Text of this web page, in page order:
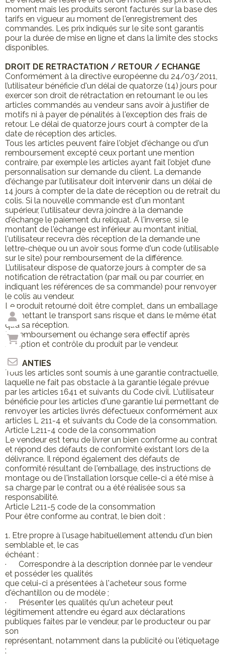
moment mais les produits seront facturés sur la base des
tarifs en vigueur au moment de l'enregistrement des
commandes. Les prix indiqués sur le site sont garantis
pour la durée de mise en ligne et dans la limite des stocks
disponibles.
DROIT DE RETRACTATION / RETOUR / ECHANGE
Conformément à la directive européenne du 24/03/2011,
l’utilisateur bénéficie d'un délai de quatorze (14) jours pour
exercer son droit de rétractation en retournant le ou les
articles commandés au vendeur sans avoir à justifier de
motifs ni à payer de pénalités à l'exception des frais de
retour. Le délai de quatorze jours court à compter de la
date de réception des articles.
Tous les articles peuvent faire l'objet d'échange ou d'un
remboursement excepté ceux portant une mention
contraire, par exemple les articles ayant fait l’objet d’une
personnalisation sur demande du client. La demande
d'échange par l’utilisateur doit intervenir dans un délai de
14 jours à compter de la date de réception ou de retrait du
colis. Si la nouvelle commande est d'un montant
supérieur, l'utilisateur devra joindre à la demande
d'échange le paiement du reliquat. A l'inverse, si le
montant de l'échange est inférieur au montant initial,
l'utilisateur recevra dès réception de la demande une
lettre-chèque ou un avoir sous forme d'un code (utilisable
sur le site) pour remboursement de la différence.
L’utilisateur dispose de quatorze jours à compter de sa
notification de rétractation (par mail ou par courrier, en
indiquant les références de sa commande) pour renvoyer
le colis au vendeur.
Le produit retourné doit être complet, dans un emballage
permettant le transport sans risque et dans le même état
qu’à sa réception.
Le remboursement ou échange sera effectif après
réception et contrôle du produit par le vendeur.
GARANTIES
Tous les articles sont soumis à une garantie contractuelle,
laquelle ne fait pas obstacle à la garantie légale prévue
par les articles 1641 et suivants du Code civil. L'utilisateur
bénéficie pour les articles d'une garantie lui permettant de
renvoyer les articles livrés défectueux conformément aux
articles L 211-4 et suivants du Code de la consommation.
Article L211-4 code de la consommation
Le vendeur est tenu de livrer un bien conforme au contrat
et répond des défauts de conformité existant lors de la
délivrance. Il répond également des défauts de
conformité résultant de l'emballage, des instructions de
montage ou de l'installation lorsque celle-ci a été mise à
sa charge par le contrat ou a été réalisée sous sa
responsabilité.
Article L211-5 code de la consommation
Pour être conforme au contrat, le bien doit :
1. Etre propre à l'usage habituellement attendu d'un bien
semblable et, le cas
échéant :
· Correspondre à la description donnée par le vendeur
et posséder les qualités
que celui-ci a présentées à l'acheteur sous forme
d'échantillon ou de modèle ;
· Présenter les qualités qu'un acheteur peut
légitimement attendre eu égard aux déclarations
publiques faites par le vendeur, par le producteur ou par
son
représentant, notamment dans la publicité ou l'étiquetage
;